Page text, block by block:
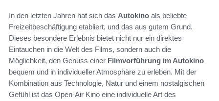
In den letzten Jahren hat sich das Autokino als beliebte
Freizeitbeschäftigung etabliert, und das aus gutem Grund.
Dieses besondere Erlebnis bietet nicht nur ein direktes
Eintauchen in die Welt des Films, sondern auch die
Möglichkeit, den Genuss einer Filmvorführung im Autokino
bequem und in individueller Atmosphäre zu erleben. Mit der
Kombination aus Technologie, Natur und einem nostalgischen
Gefühl ist das Open-Air Kino eine individuelle Art des